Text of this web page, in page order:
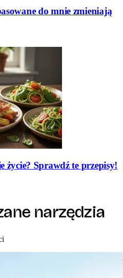
do mnie zmieniają
Sprawdź te przepisy!
narzędzia